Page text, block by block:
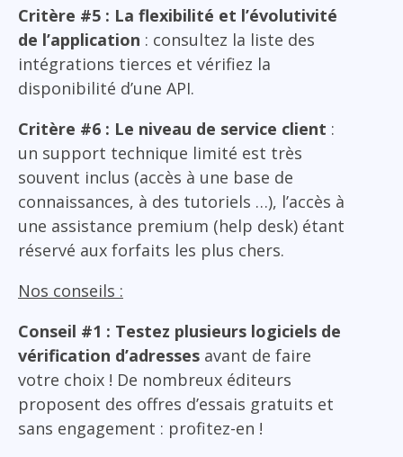
Critère #5 : La flexibilité et l’évolutivité
de l’application : consultez la liste des
intégrations tierces et vérifiez la
disponibilité d’une API.
Critère #6 : Le niveau de service client :
un support technique limité est très
souvent inclus (accès à une base de
connaissances, à des tutoriels …), l’accès à
une assistance premium (help desk) étant
réservé aux forfaits les plus chers.
Nos conseils :
Conseil #1 : Testez plusieurs logiciels de
vérification d’adresses avant de faire
votre choix ! De nombreux éditeurs
proposent des offres d’essais gratuits et
sans engagement : profitez-en !